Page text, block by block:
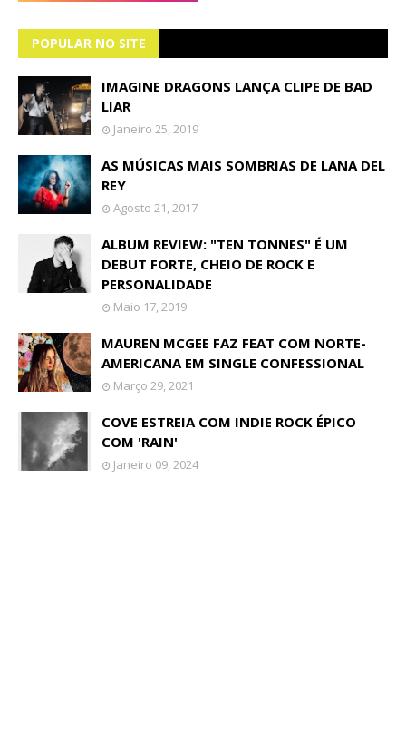
POPULAR NO SITE
IMAGINE DRAGONS LANÇA CLIPE DE BAD
LIAR
Janeiro 25, 2019
AS MÚSICAS MAIS SOMBRIAS DE LANA DEL
REY
Agosto 21, 2017
ALBUM REVIEW: "TEN TONNES" É UM
DEBUT FORTE, CHEIO DE ROCK E
PERSONALIDADE
Maio 17, 2019
MAUREN MCGEE FAZ FEAT COM NORTE-
AMERICANA EM SINGLE CONFESSIONAL
Março 29, 2021
COVE ESTREIA COM INDIE ROCK ÉPICO
COM 'RAIN'
Janeiro 09, 2024